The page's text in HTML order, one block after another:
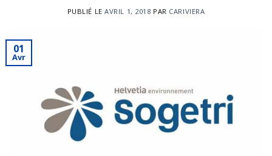
PUBLIÉ LEAVRIL 1, 2018 PAR CARIVIERA
01
Avr